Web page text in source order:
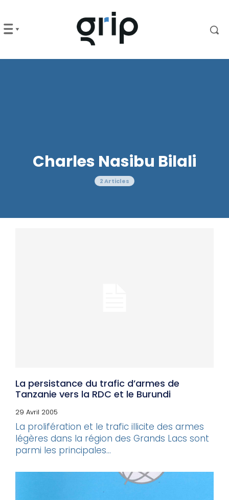
Charles Nasibu Bilali
2 Articles
La persistance du trafic d’armes de
Tanzanie vers la RDC et le Burundi
29 Avril 2005
La prolifération et le trafic illicite des armes
légères dans la région des Grands Lacs sont
parmi les principales...